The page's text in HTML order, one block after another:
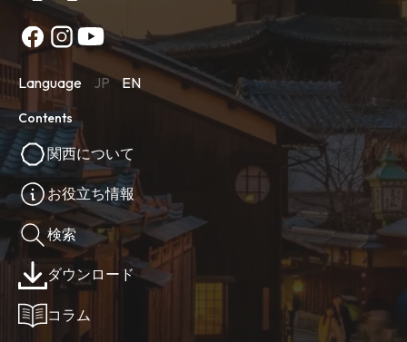
Language JP EN
Contents
関西について
お役立ち情報
検索
ダウンロード
コラム